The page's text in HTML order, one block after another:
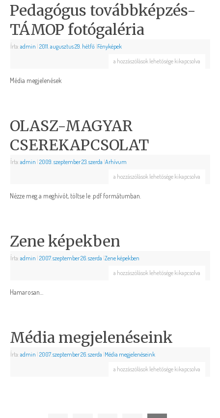
Pedagógus továbbképzés-
TÁMOP fotógaléria
Írta:admin 2011. augusztus 29. hétfő Fényképek
a hozzászólások lehetősége kikapcsolva
Média megjelenések
OLASZ-MAGYAR
CSEREKAPCSOLAT
Írta:admin 2009. szeptember 23. szerda |Arhívum
a hozzászólások lehetősége kikapcsolva
Nézze meg a meghívót, töltse le .pdf formátumban.
Zene képekben
Írta:admin 2007. szeptember 26. szerda |Zene képekben
a hozzászólások lehetősége kikapcsolva
Hamarosan…
Média megjelenéseink
Írta:admin 2007. szeptember 26. szerda Média megjelenéseink
a hozzászólások lehetősége kikapcsolva